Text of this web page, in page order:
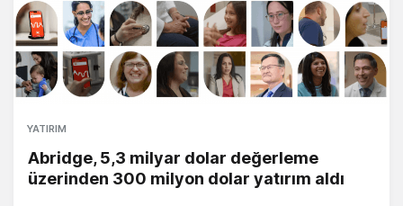
YATIRIM
Abridge, 5,3 milyar dolar değerleme
üzerinden 300 milyon dolar yatırım aldı